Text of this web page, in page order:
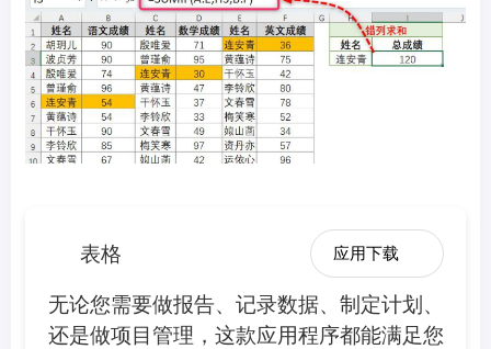
表格 应用下载
无论您需要做报告、记录数据、制定计划、
还是做项目管理，这款应用程序都能满足您